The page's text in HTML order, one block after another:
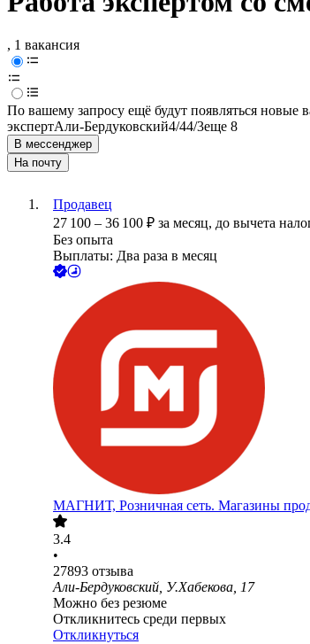
, 1 вакансия
По вашему запросу ещё будут появляться новые
экспертАли-Бердуковский4/44/3еще 8
В мессенджер
На почту
Продавец
27 100 – 36 100 ₽ за месяц, до вычета
Без опыта
Выплаты: Два раза в месяц
МАГНИТ, Розничная сеть. Магазины
3.4
•
27893 отзыва
Али-Бердуковский, У.Хабекова, 17
Можно без резюме
Откликнитесь среди первых
Откликнуться